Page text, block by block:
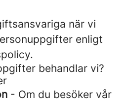
när vi
enligt
behandlar vi?
- Om du besöker vår